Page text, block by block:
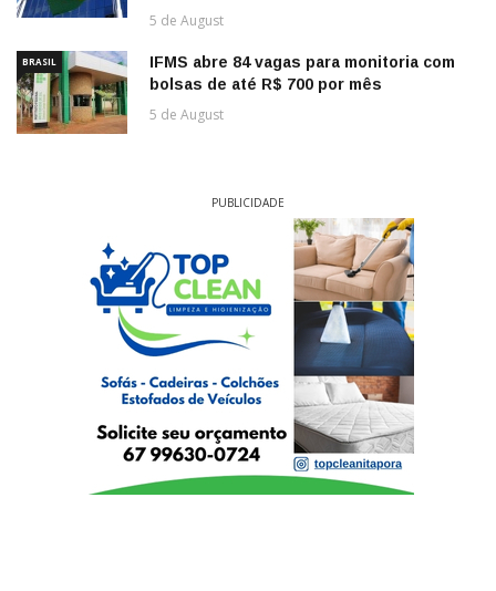
5 de August
BRASIL
IFMS abre 84 vagas para monitoria com
bolsas de até R$ 700 por mês
5 de August
PUBLICIDADE